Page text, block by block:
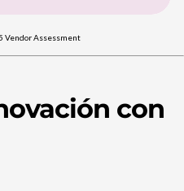
Vendor Assessment
con